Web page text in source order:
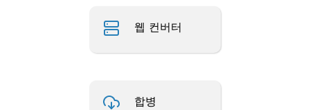
웹 컨버터
합병